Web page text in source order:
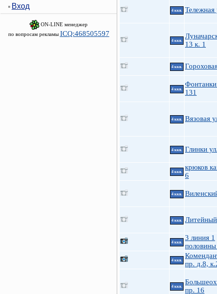
Вход
ON-LINE менеджер
по вопросам рекламы ICQ:468505597
4 ккв. Тележная
4 ккв.
13 к. 1
4 ккв.
4 ккв.
131
4 ккв. Вязовая
4 ккв. Глинки
4 ккв.
крюков
6
4 ккв.
4 ккв.
4 ккв.
3 линия 1
4 ккв.
пр. д.8,
4 ккв.
пр. 16